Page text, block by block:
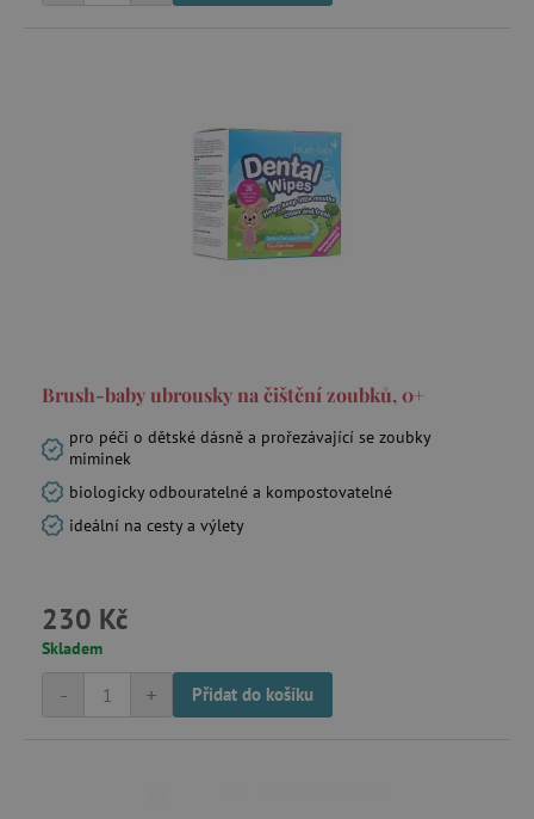
Brush-baby ubrousky na čištění zoubků, 0+
pro péči o dětské dásně a prořezávající se zoubky
miminek
biologicky odbouratelné a kompostovatelné
ideální na cesty a výlety
230 Kč
Skladem
+
- Přidat do košíku